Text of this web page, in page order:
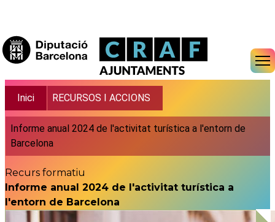
Vés al contingut
Fil d'ariadna
Inici RECURSOS I ACCIONS
Informe anual 2024 de l'activitat turística a l'entorn de
Barcelona
Recurs formatiu
Informe anual 2024 de l'activitat turística a
l'entorn de Barcelona